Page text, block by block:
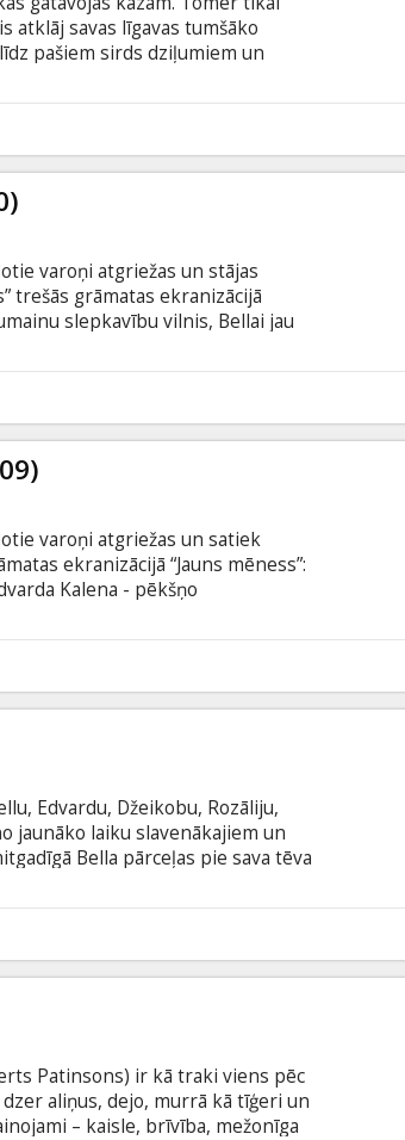
atklāj savas līgavas tumšāko
pašiem sirds dziļumiem un
drāmā. Filma angļu
varoņi atgriežas un stājas
trešās grāmatas ekranizācijā
slepkavību vilnis, Bellai jau
un šī izvēle var likt no jauna
Arvien straujākiem soļiem
vēl viens lēmums – dzīvība vai
varoņi atgriežas un satiek
ekranizācijā “Jauns mēness”:
Kalena - pēkšņo
- vilkaču - pasaulē, un tas ir
ar subtitriem latviešu un krievu
Edvardu, Džeikobu, Rozāliju,
jaunāko laiku slavenākajiem un
Bella pārceļas pie sava tēva
uzbrukt cilvēkiem. Iemīlēties
skaisti un sāpīgi, taču tas nevar
kur mazākā atšķirība jau padara
Patinsons) ir kā traki viens pēc
aliņus, dejo, murrā kā tīģeri un
– kaisle, brīvība, mežonīga